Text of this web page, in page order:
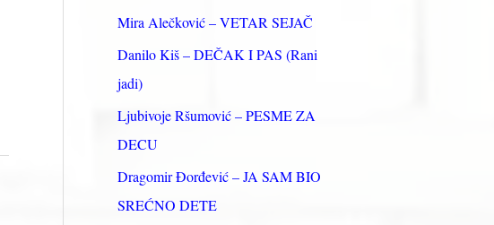
Mira Alečković – VETAR SEJAČ
Danilo Kiš – DEČAK I PAS (Rani
jadi)
Ljubivoje Ršumović – PESME ZA
DECU
Dragomir Đorđević – JA SAM BIO
SREĆNO DETE